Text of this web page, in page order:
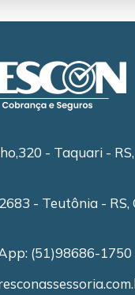
- Taquari - RS,
- Teutônia - RS,
(51)98686-1750